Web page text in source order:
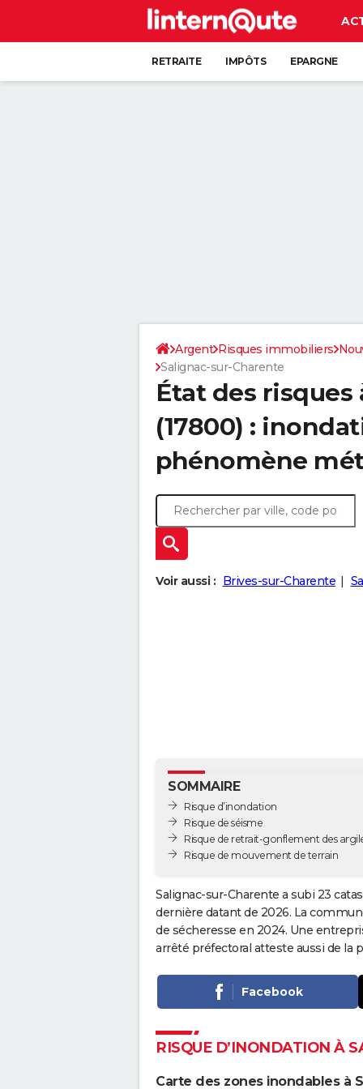
RETRAITE IMPÔTS EPARGNE
Argent Risques immobiliers
Salignac-sur-Charente
État des
(17800) :
phénomène
Voir aussi : Brives-sur-Charente
SOMMAIRE
Risque d’inondation
Risque de séisme
Risque de retrait-gonflement des
Risque de mouvement de terrain
Salignac-sur-Charente a subi 23
dernière datant de 2026. La
de sécheresse en 2024. Une
arrêté préfectoral atteste aussi de la
Facebook
RISQUE D’INONDATION À
Carte des zones inondables à